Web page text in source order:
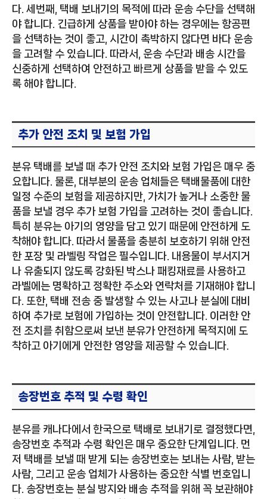
다. 세번째, 택배 보내기의 목적에 따라 운송 수단을 선택해
야 합니다. 긴급하게 상품을 받아야 하는 경우에는 항공편
을 선택하는 것이 좋고, 시간이 촉박하지 않다면 바다 운송
을 고려할 수 있습니다. 따라서, 운송 수단과 배송 시간을
신중하게 선택하여 안전하고 빠르게 상품을 받을 수 있도
록 해야 합니다.
추가 안전 조치 및 보험 가입
분유 택배를 보낼 때 추가 안전 조치와 보험 가입은 매우 중
요합니다. 물론, 대부분의 운송 업체들은 택배물품에 대한
일정 수준의 보험을 제공하지만, 가치가 높거나 소중한 물
품을 보낼 경우 추가 보험 가입을 고려하는 것이 좋습니다.
특히 분유는 아기의 영양을 담고 있기 때문에 안전하게 도
착해야 합니다. 따라서 물품을 충분히 보호하기 위해 안전
한 포장 및 라벨링 작업은 필수입니다. 내용물이 부서지거
나 유출되지 않도록 강화된 박스나 패킹재료를 사용하고
라벨에는 명확하고 정확한 주소와 연락처를 기재해야 합니
다. 또한, 택배 전송 중 발생할 수 있는 사고나 분실에 대비
하여 추가로 보험에 가입하는 것이 안전합니다. 이러한 안
전 조치를 취함으로써 보낸 분유가 안전하게 목적지에 도
착하고 아기에게 안전한 영양을 제공할 수 있습니다.
송장번호 추적 및 수령 확인
분유를 캐나다에서 한국으로 택배로 보내기로 결정했다면,
송장번호 추적과 수령 확인은 매우 중요한 단계입니다. 먼
저 택배를 보낼 때 받게 되는 송장번호는 보내는 사람, 받는
사람, 그리고 운송 업체가 사용하는 중요한 식별 번호입니
다. 송장번호는 분실 방지와 배송 추적을 위해 꼭 보관해야